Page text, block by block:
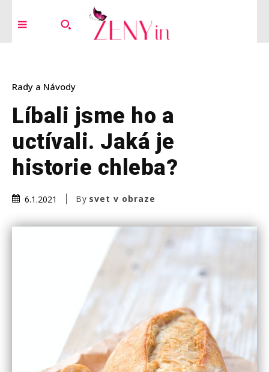
Rady a Návody
Líbali jsme ho a
uctívali. Jaká je
historie chleba?
6.1.2021 By svet v obraze